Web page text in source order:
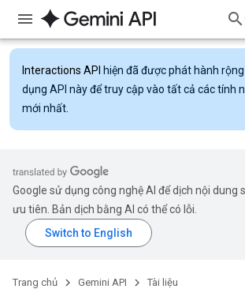
Interactions API hiện đã được phát hành
dụng API này để truy cập vào tất cả các tính
mới nhất.
Google sử dụng công nghệ AI để dịch nội dung
ưu tiên. Bản dịch bằng AI có thể có lỗi.
Trang chủ Gemini API Tài liệu